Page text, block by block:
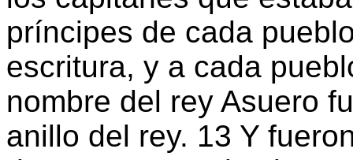
príncipes de cada
escritura, y a cada
nombre del rey Asuero
anillo del rey. 13 Y